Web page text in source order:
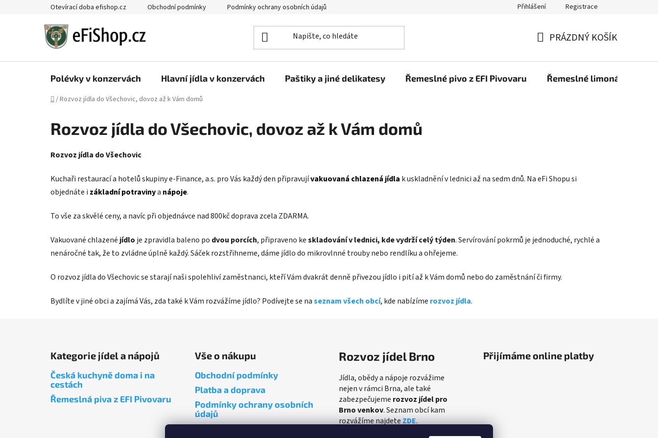
Otevírací doba efishop.cz Obchodní podmínky Podmínky ochrany osobních údajů Přihlášení Registrace
KOŠÍK
PRÁZDNÝ KOŠÍK
Polévky v konzervách Hlavní jídla v konzervách Paštiky a jiné delikatesy Řemeslné pivo z EFI Pivovaru Řemeslné limonády z EFI
Domů
/Rozvoz jídla do Všechovic, dovoz až k Vám domů
Rozvoz jídla do Všechovic, dovoz až k Vám domů
Rozvoz jídla do Všechovic
Kuchaři restaurací a hotelů skupiny e-Finance, a.s. pro Vás každý den připravujívakuovaná chlazená jídla k uskladnění v lednici až na sedm dnů. Na eFi Shopu si
objednáte i základní potravinya nápoje.
To vše za skvělé ceny, a navíc při objednávce nad 800kč doprava zcela ZDARMA.
Vakuované chlazené jídlo je zpravidla baleno po dvou porcích, připraveno keskladování v lednici, kde vydrží celý týden. Servírování pokrmů je jednoduché, rychlé a
nenáročné tak, že to zvládne úplně každý. Sáček rozstřihneme, dáme jídlo do mikrovlnné trouby nebo rendlíku a ohřejeme.
O rozvoz jídla do Všechovic se starají naši spolehliví zaměstnanci, kteří Vám dvakrát denně přivezou jídlo i pití až k Vám domů nebo do zaměstnání či firmy.
Bydlíte v jiné obci a zajímá Vás, zda také k Vám rozvážíme jídlo? Podívejte se naseznam všech obcí, kde nabízíme rozvoz jídla.
Kategorie jídel a nápojů
Česká kuchyně doma i na
cestách
Řemeslná piva z EFI Pivovaru
Vše o nákupu
Obchodní podmínky
Platba a doprava
Podmínky ochrany osobních
údajů
Rozvoz jídel Brno
Jídla, obědy a nápoje rozvážime
nejen v rámci Brna, ale také
zabezpečujeme rozvoz jídel pro
Brno venkov. Seznam obcí kam
rozvážíme najdeteZDE.
Přijímáme online platby